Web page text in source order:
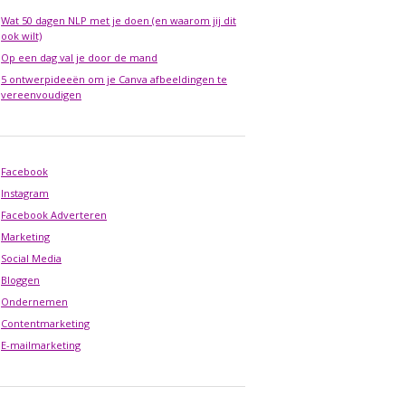
Wat 50 dagen NLP met je doen (en waarom jij dit
ook wilt)
Op een dag val je door de mand
5 ontwerpideeën om je Canva afbeeldingen te
vereenvoudigen
Facebook
Instagram
Facebook Adverteren
Marketing
Social Media
Bloggen
Ondernemen
Contentmarketing
E-mailmarketing